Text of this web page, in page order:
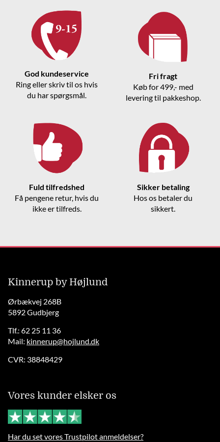
God kundeservice
Ring eller skriv til os hvis
du har spørgsmål.
Fri fragt
Køb for 499,- med
levering til pakkeshop.
Fuld tilfredshed
Få pengene retur, hvis du
ikke er tilfreds.
Sikker betaling
Hos os betaler du
sikkert.
Kinnerup by Højlund
Ørbækvej 268B
5892 Gudbjerg
Tlf.: 62 25 11 36
Mail: kinnerup@hojlund.dk
CVR: 38848429
Vores kunder elsker os
Har du set vores Trustpilot anmeldelser?